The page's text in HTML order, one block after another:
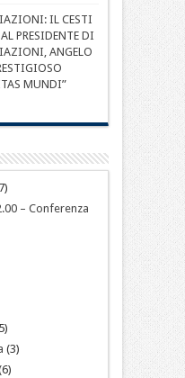
IL CESTI
PRESIDENTE DI
ANGELO
MUNDI”
– Conferenza
(3)